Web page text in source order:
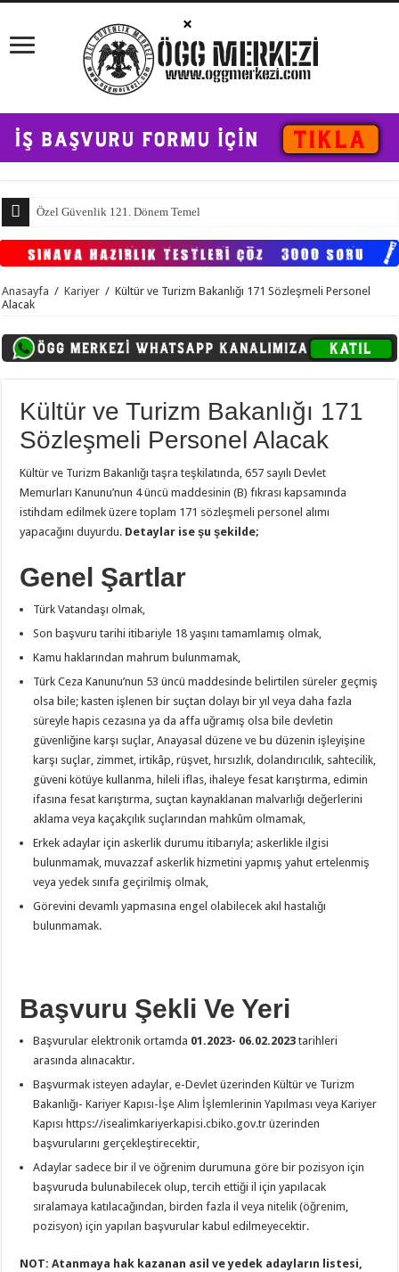
Özel Güvenlik 121. Dönem Temel Eğitim ve 97. Dönem Yenileme
Anasayfa / Kariyer / Kültür ve Turizm Bakanlığı 171 Sözleşmeli Personel
Alacak
Kültür ve Turizm Bakanlığı 171
Sözleşmeli Personel Alacak
Kültür ve Turizm Bakanlığı taşra teşkilatında, 657 sayılı Devlet
Memurları Kanunu’nun 4 üncü maddesinin (B) fıkrası kapsamında
istihdam edilmek üzere toplam 171 sözleşmeli personel alımı
yapacağını duyurdu. Detaylar ise şu şekilde;
Genel Şartlar
Türk Vatandaşı olmak,
Son başvuru tarihi itibariyle 18 yaşını tamamlamış olmak,
Kamu haklarından mahrum bulunmamak,
Türk Ceza Kanunu’nun 53 üncü maddesinde belirtilen süreler geçmiş
olsa bile; kasten işlenen bir suçtan dolayı bir yıl veya daha fazla
süreyle hapis cezasına ya da affa uğramış olsa bile devletin
güvenliğine karşı suçlar, Anayasal düzene ve bu düzenin işleyişine
karşı suçlar, zimmet, irtikâp, rüşvet, hırsızlık, dolandırıcılık, sahtecilik,
güveni kötüye kullanma, hileli iflas, ihaleye fesat karıştırma, edimin
ifasına fesat karıştırma, suçtan kaynaklanan malvarlığı değerlerini
aklama veya kaçakçılık suçlarından mahkûm olmamak,
Erkek adaylar için askerlik durumu itibarıyla; askerlikle ilgisi
bulunmamak, muvazzaf askerlik hizmetini yapmış yahut ertelenmiş
veya yedek sınıfa geçirilmiş olmak,
Görevini devamlı yapmasına engel olabilecek akıl hastalığı
bulunmamak.
Başvuru Şekli Ve Yeri
Başvurular elektronik ortamda 01.2023- 06.02.2023 tarihleri
arasında alınacaktır.
Başvurmak isteyen adaylar, e-Devlet üzerinden Kültür ve Turizm
Bakanlığı- Kariyer Kapısı-İşe Alım İşlemlerinin Yapılması veya Kariyer
Kapısı https://isealimkariyerkapisi.cbiko.gov.tr üzerinden
başvurularını gerçekleştirecektir,
Adaylar sadece bir il ve öğrenim durumuna göre bir pozisyon için
başvuruda bulunabilecek olup, tercih ettiği il için yapılacak
sıralamaya katılacağından, birden fazla il veya nitelik (öğrenim,
pozisyon) için yapılan başvurular kabul edilmeyecektir.
NOT: Atanmaya hak kazanan asil ve yedek adayların listesi,